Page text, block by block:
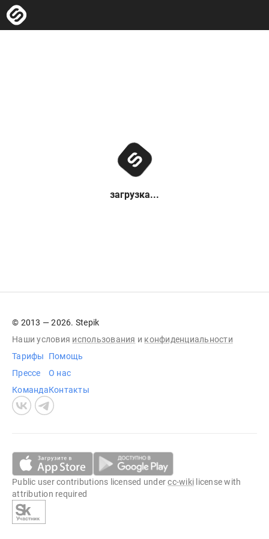
загрузка...
© 2013 — 2026. Stepik
Наши условия использования и конфиденциальности
Тарифы
Прессе
Команда
Помощь
О нас
Контакты
Public user contributions licensed undercc-wiki license with
attribution required